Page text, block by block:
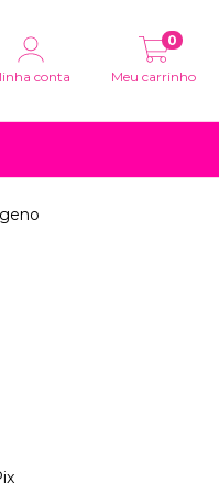
conta Meu carrinho
0